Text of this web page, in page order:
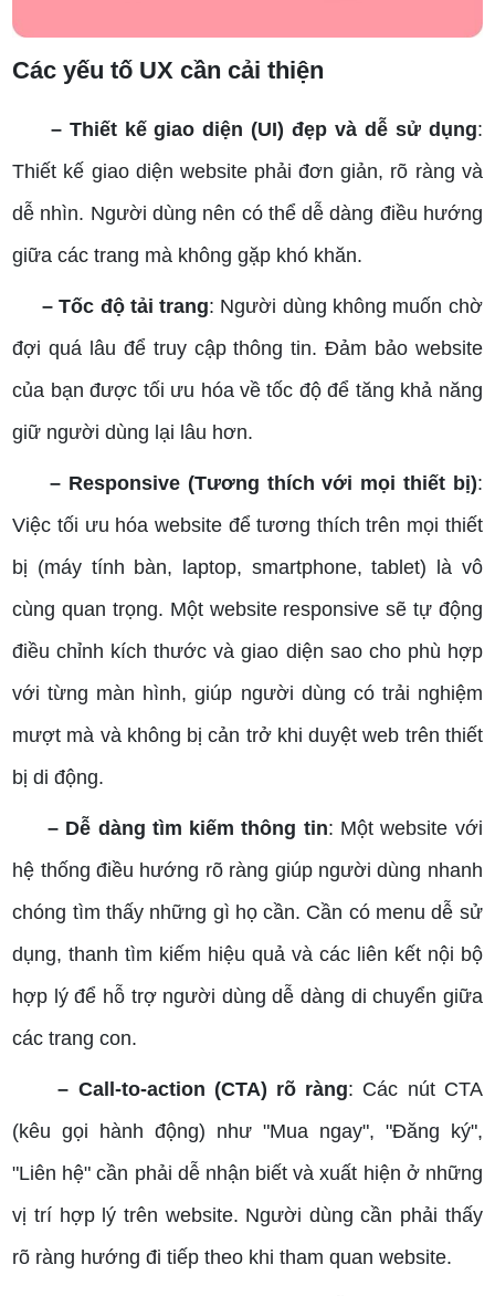
Các yếu tố UX cần cải thiện
– Thiết kế giao diện (UI) đẹp và dễ sử dụng:
Thiết kế giao diện website phải đơn giản, rõ ràng và
dễ nhìn. Người dùng nên có thể dễ dàng điều hướng
giữa các trang mà không gặp khó khăn.
– Tốc độ tải trang: Người dùng không muốn chờ
đợi quá lâu để truy cập thông tin. Đảm bảo website
của bạn được tối ưu hóa về tốc độ để tăng khả năng
giữ người dùng lại lâu hơn.
– Responsive (Tương thích với mọi thiết bị):
Việc tối ưu hóa website để tương thích trên mọi thiết
bị (máy tính bàn, laptop, smartphone, tablet) là vô
cùng quan trọng. Một website responsive sẽ tự động
điều chỉnh kích thước và giao diện sao cho phù hợp
với từng màn hình, giúp người dùng có trải nghiệm
mượt mà và không bị cản trở khi duyệt web trên thiết
bị di động.
– Dễ dàng tìm kiếm thông tin: Một website với
hệ thống điều hướng rõ ràng giúp người dùng nhanh
chóng tìm thấy những gì họ cần. Cần có menu dễ sử
dụng, thanh tìm kiếm hiệu quả và các liên kết nội bộ
hợp lý để hỗ trợ người dùng dễ dàng di chuyển giữa
các trang con.
– Call-to-action (CTA) rõ ràng: Các nút CTA
(kêu gọi hành động) như "Mua ngay", "Đăng ký",
"Liên hệ" cần phải dễ nhận biết và xuất hiện ở những
vị trí hợp lý trên website. Người dùng cần phải thấy
rõ ràng hướng đi tiếp theo khi tham quan website.